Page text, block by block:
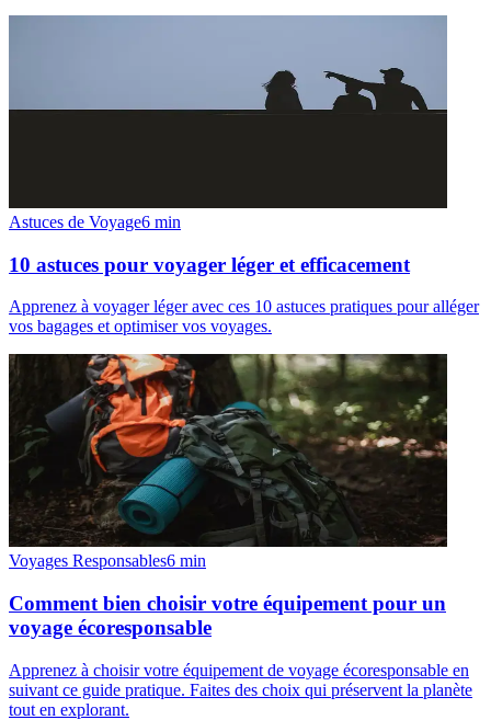
Astuces de Voyage6 min
10 astuces pour voyager léger et efficacement
Apprenez à voyager léger avec ces 10 astuces pratiques pour alléger
vos bagages et optimiser vos voyages.
Voyages Responsables6 min
Comment bien choisir votre équipement pour un
voyage écoresponsable
Apprenez à choisir votre équipement de voyage écoresponsable en
suivant ce guide pratique. Faites des choix qui préservent la planète
tout en explorant.